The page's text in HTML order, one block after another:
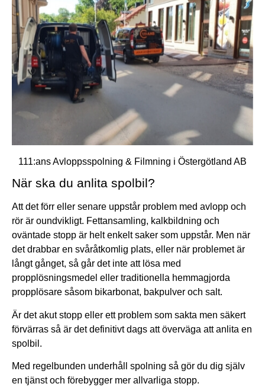
111:ans Avloppsspolning & Filmning i Östergötland AB
När ska du anlita spolbil?
Att det förr eller senare uppstår problem med avlopp och
rör är oundvikligt. Fettansamling, kalkbildning och
oväntade stopp är helt enkelt saker som uppstår. Men när
det drabbar en svåråtkomlig plats, eller när problemet är
långt gånget, så går det inte att lösa med
propplösningsmedel eller traditionella hemmagjorda
propplösare såsom bikarbonat, bakpulver och salt.
Är det akut stopp eller ett problem som sakta men säkert
förvärras så är det definitivt dags att överväga att anlita en
spolbil.
Med regelbunden underhåll spolning så gör du dig själv
en tjänst och förebygger mer allvarliga stopp.